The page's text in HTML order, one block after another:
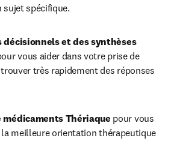
sujet spécifique.
décisionnels et des synthèses
vous aider dans votre prise de
très rapidement des réponses
médicaments Thériaque pour vous
la meilleure orientation thérapeutique